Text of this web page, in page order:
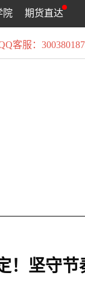
院 期货直达
客服：
！坚守节